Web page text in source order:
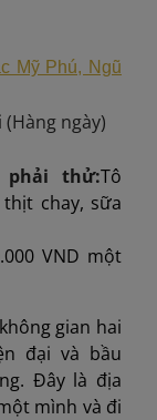
Mỹ Phú, Ngũ
(Hàng ngày)
phải thử:Tô
chay, sữa
VND một
gian hai
đại và bầu
Đây là địa
mình và đi